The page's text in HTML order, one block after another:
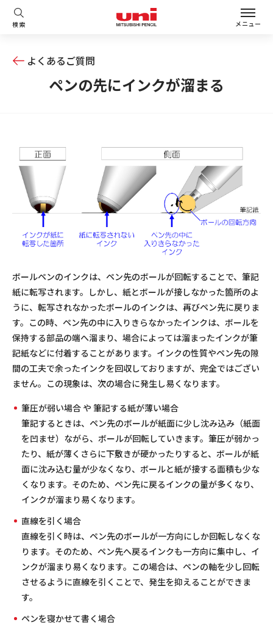
検索 メニュー
よくあるご質問
ペンの先にインクが溜まる
ボールペンのインクは、ペン先のボールが回転することで、筆記
紙に転写されます。しかし、紙とボールが接しなかった箇所のよ
うに、転写されなかったボールのインクは、再びペン先に戻りま
す。この時、ペン先の中に入りきらなかったインクは、ボールを
保持する部品の端へ溜まり、場合によっては溜まったインクが筆
記紙などに付着することがあります。インクの性質やペン先の隙
間の工夫で余ったインクを回収しておりますが、完全ではござい
ません。この現象は、次の場合に発生し易くなります。
筆圧が弱い場合 や 筆記する紙が薄い場合
筆記するときは、ペン先のボールが紙面に少し沈み込み（紙面
を凹ませ）ながら、ボールが回転していきます。筆圧が弱かっ
たり、紙が薄くさらに下敷きが硬かったりすると、ボールが紙
面に沈み込む量が少なくなり、ボールと紙が接する面積も少な
くなります。そのため、ペン先に戻るインクの量が多くなり、
インクが溜まり易くなります。
直線を引く場合
直線を引く時は、ペン先のボールが一方向にしか回転しなくな
ります。そのため、ペン先へ戻るインクも一方向に集中し、イ
ンクが溜まり易くなります。この場合は、ペンの軸を少し回転
させるように直線を引くことで、発生を抑えることができま
す。
ペンを寝かせて書く場合